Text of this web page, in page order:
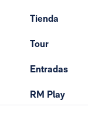
Tienda
Tour
Entradas
RM Play